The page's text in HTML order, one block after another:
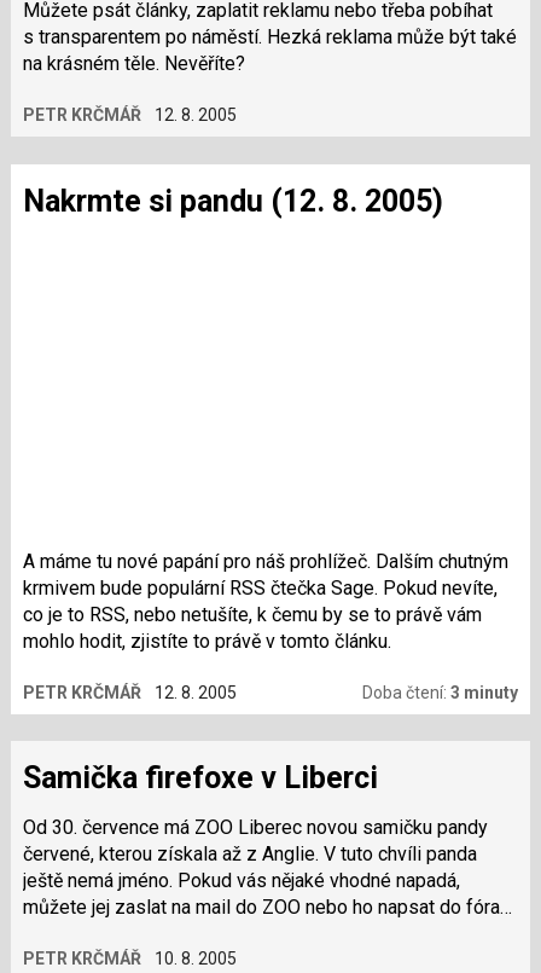
Můžete psát články, zaplatit reklamu nebo třeba pobíhat
s transparentem po náměstí. Hezká reklama může být také
na krásném těle. Nevěříte?
PETR KRČMÁŘ 12. 8. 2005
Nakrmte si pandu (12. 8. 2005)
A máme tu nové papání pro náš prohlížeč. Dalším chutným
krmivem bude populární RSS čtečka Sage. Pokud nevíte,
co je to RSS, nebo netušíte, k čemu by se to právě vám
mohlo hodit, zjistíte to právě v tomto článku.
PETR KRČMÁŘ 12. 8. 2005 Doba čtení:3 minuty
Samička firefoxe v Liberci
Od 30. července má ZOO Liberec novou samičku pandy
červené, kterou získala až z Anglie. V tuto chvíli panda
ještě nemá jméno. Pokud vás nějaké vhodné napadá,
můžete jej zaslat na mail do ZOO nebo ho napsat do fóra
PETR KRČMÁŘ 10. 8. 2005